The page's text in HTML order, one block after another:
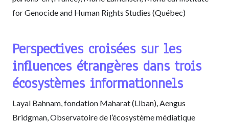
for Genocide and Human Rights Studies (Québec)
Perspectives croisées sur les
influences étrangères dans trois
écosystèmes informationnels
Layal Bahnam, fondation Maharat (Liban), Aengus
Bridgman, Observatoire de l’écosystème médiatique